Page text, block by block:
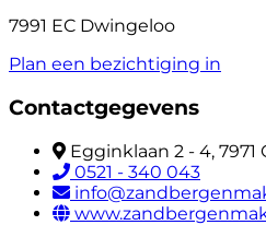
7991 EC Dwingeloo
Plan een bezichtiging in
Contactgegevens
Egginklaan 2 - 4, 7971
0521 - 340 043